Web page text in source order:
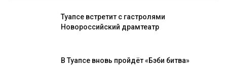
Туапсе встретит с гастролями
Новороссийский драмтеатр
В Туапсе вновь пройдёт «Бэби битва»